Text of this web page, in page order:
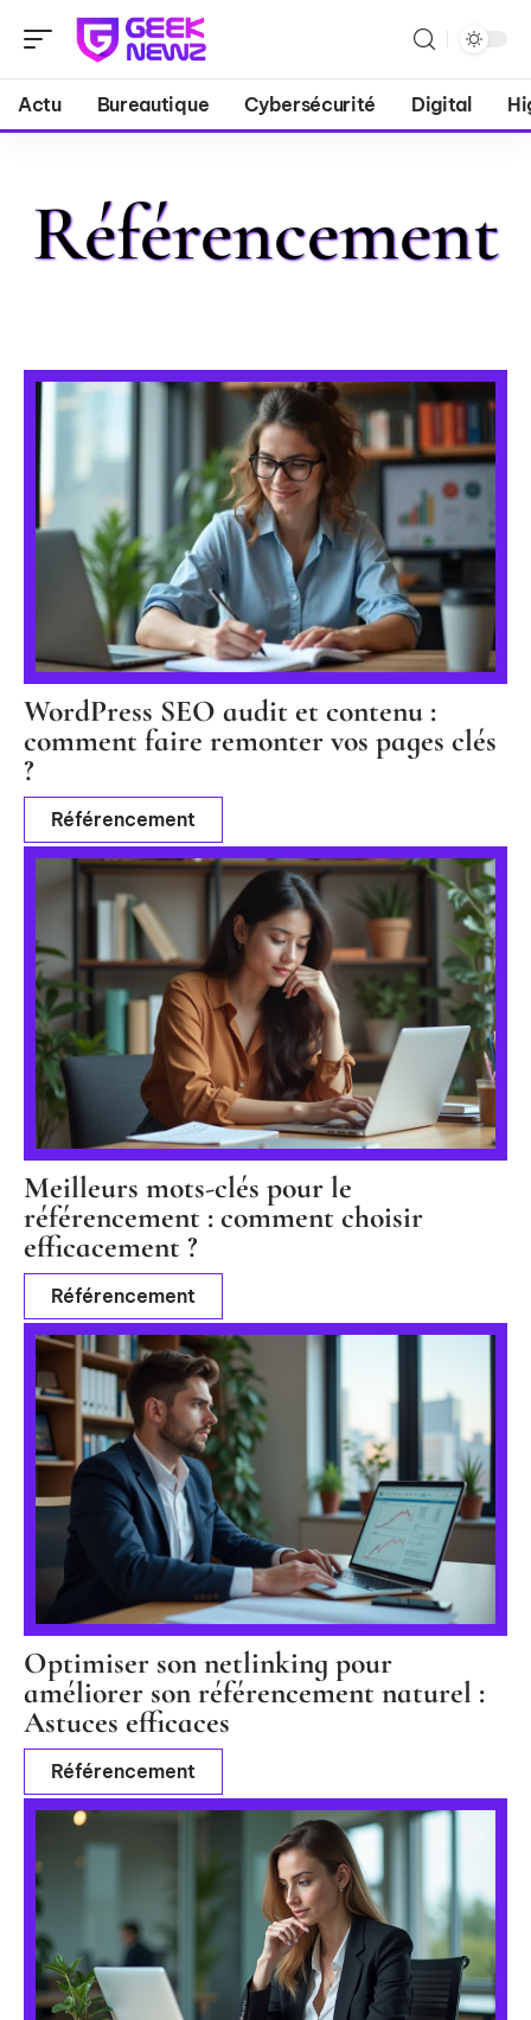
Actu Bureautique Cybersécurité Digital
Référencement
WordPress SEO audit et contenu :
comment faire remonter vos pages clés
?
Référencement
Meilleurs mots-clés pour le
référencement : comment choisir
efficacement ?
Référencement
Optimiser son netlinking pour
améliorer son référencement naturel :
Astuces efficaces
Référencement